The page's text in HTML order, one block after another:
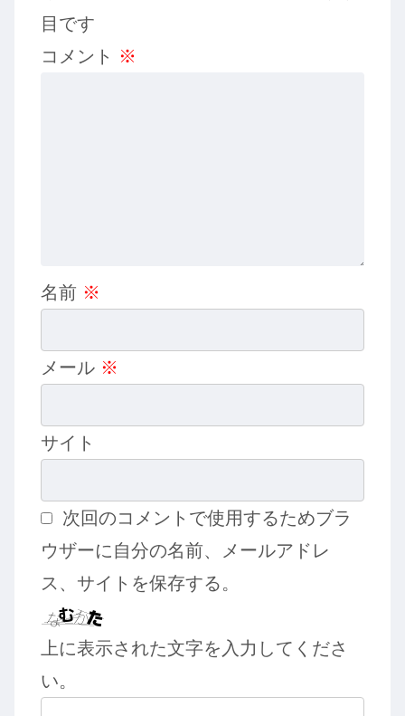
目です
コメント ※
名前 ※
メール ※
サイト
次回のコメントで使用するためブラ
ウザーに自分の名前、メールアドレ
ス、サイトを保存する。
上に表示された文字を入力してくださ
い。